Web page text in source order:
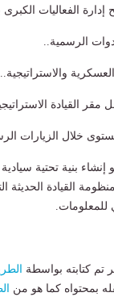
الفعاليات الكبرى
الرسمية..
والاستراتيجية..
مقر القيادة
خلال الزيارات
بنية تحتية
القيادة الحديثة
للمعلومات.
كتابته بواسطة
بمحتواه كما هو من